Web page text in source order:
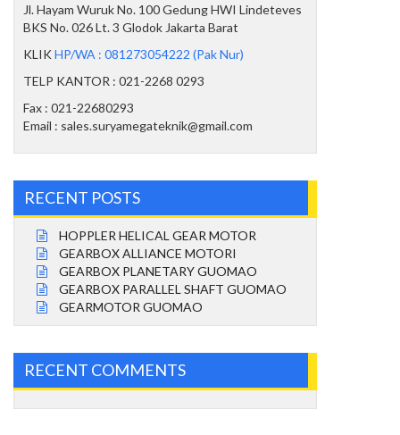
Jl. Hayam Wuruk No. 100 Gedung HWI Lindeteves
BKS No. 026 Lt. 3 Glodok Jakarta Barat
KLIKHP/WA : 081273054222 (Pak Nur)
TELP KANTOR : 021-2268 0293
Fax : 021-22680293
Email : sales.suryamegateknik@gmail.com
RECENT POSTS
HOPPLER HELICAL GEAR MOTOR
GEARBOX ALLIANCE MOTORI
GEARBOX PLANETARY GUOMAO
GEARBOX PARALLEL SHAFT GUOMAO
GEARMOTOR GUOMAO
RECENT COMMENTS